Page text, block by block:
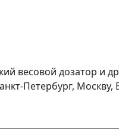
весовой дозатор и
Петербург,